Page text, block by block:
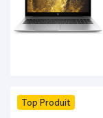
Top Produit